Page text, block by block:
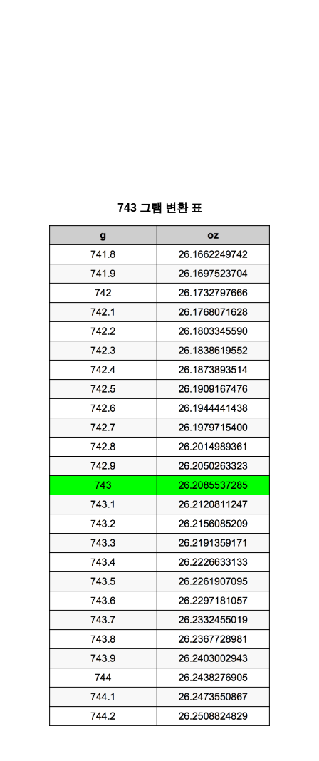
743 그램 변환 표